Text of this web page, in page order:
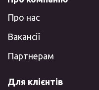
Про нас
Вакансії
Партнерам
Для клієнтів